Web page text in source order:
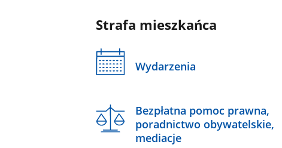
Strafa mieszkańca
Wydarzenia
Bezpłatna pomoc prawna,
poradnictwo obywatelskie,
mediacje